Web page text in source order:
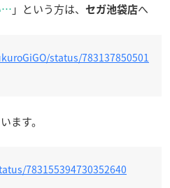
… 」という方は、 セガ池袋店へ
status/783137850501
ます。
783155394730352640